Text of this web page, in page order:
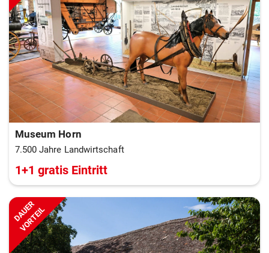
Museum Horn
7.500 Jahre Landwirtschaft
1+1 gratis Eintritt
DAUER
VORTEIL